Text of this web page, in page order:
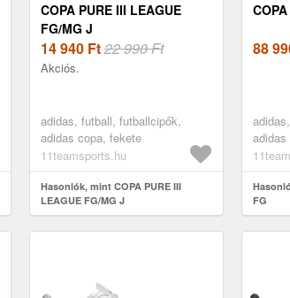
COPA PURE III LEAGUE
FG/MG J
14 940 Ft22 990 Ft
Akciós.
adidas, futball, futballcipők,
adidas copa, fekete
11teamsports.hu
Hasonlók, mint COPA PURE III
LEAGUE FG/MG J
88
adidas
FG